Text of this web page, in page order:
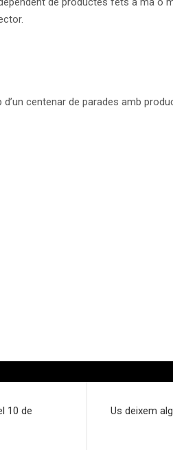
d’un centenar de parades amb
10 de
Us deixem